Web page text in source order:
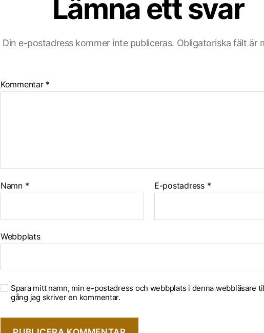
Lämna ett svar
Din e-postadress kommer inte publiceras. Obligatoriska fält är
Kommentar *
Namn * E-postadress *
Webbplats
Spara mitt namn, min e-postadress och webbplats i denna webbläsare
gång jag skriver en kommentar.